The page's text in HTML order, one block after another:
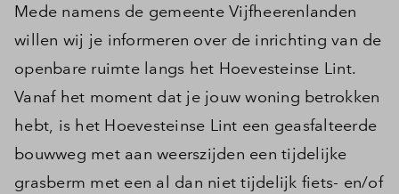
Mede namens de gemeente Vijfheerenlanden
willen wij je informeren over de inrichting van de
openbare ruimte langs het Hoevesteinse Lint.
Vanaf het moment dat je jouw woning betrokken
hebt, is het Hoevesteinse Lint een geasfalteerde
bouwweg met aan weerszijden een tijdelijke
grasberm met een al dan niet tijdelijk fiets- en/of